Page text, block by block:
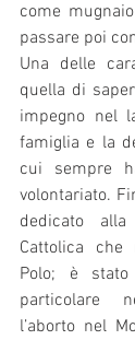
come
Una delle
quella di
impegno nel
famiglia e la
cui sempre
volontariato.
dedicato alla
Cattolica
Polo; è
particolare
l’aborto nel